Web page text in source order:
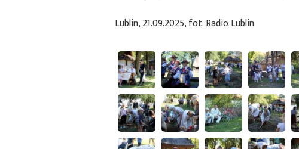
Lublin, 21.09.2025, fot. Radio Lublin